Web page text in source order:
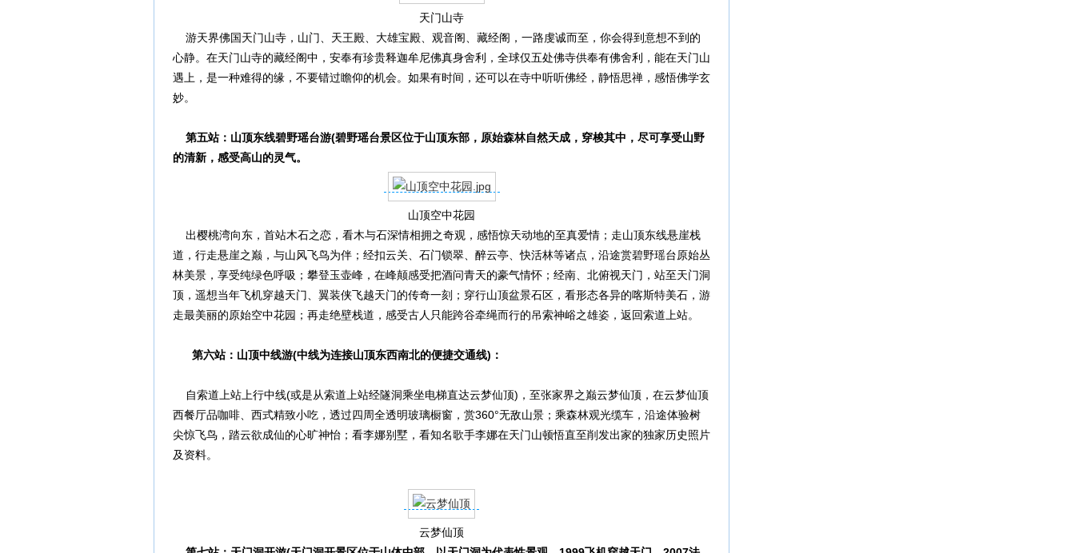
天门山寺
游天界佛国天门山寺，山门、天王殿、大雄宝殿、观音阁、藏经阁，一路虔诚而至，你会得到意想不到的
心静。在天门山寺的藏经阁中，安奉有珍贵释迦牟尼佛真身舍利，全球仅五处佛寺供奉有佛舍利，能在天门山
遇上，是一种难得的缘，不要错过瞻仰的机会。如果有时间，还可以在寺中听听佛经，静悟思禅，感悟佛学玄
妙。
第五站：山顶东线碧野瑶台游(碧野瑶台景区位于山顶东部，原始森林自然天成，穿梭其中，尽可享受山野
的清新，感受高山的灵气。
山顶空中花园
出樱桃湾向东，首站木石之恋，看木与石深情相拥之奇观，感悟惊天动地的至真爱情；走山顶东线悬崖栈
道，行走悬崖之巅，与山风飞鸟为伴；经扣云关、石门锁翠、醉云亭、快活林等诸点，沿途赏碧野瑶台原始丛
林美景，享受纯绿色呼吸；攀登玉壶峰，在峰颠感受把酒问青天的豪气情怀；经南、北俯视天门，站至天门洞
顶，遥想当年飞机穿越天门、翼装侠飞越天门的传奇一刻；穿行山顶盆景石区，看形态各异的喀斯特美石，游
走最美丽的原始空中花园；再走绝壁栈道，感受古人只能跨谷牵绳而行的吊索神峪之雄姿，返回索道上站。
第六站：山顶中线游(中线为连接山顶东西南北的便捷交通线)：
自索道上站上行中线(或是从索道上站经隧洞乘坐电梯直达云梦仙顶)，至张家界之巅云梦仙顶，在云梦仙顶
西餐厅品咖啡、西式精致小吃，透过四周全透明玻璃橱窗，赏360°无敌山景；乘森林观光缆车，沿途体验树
尖惊飞鸟，踏云欲成仙的心旷神怡；看李娜别墅，看知名歌手李娜在天门山顿悟直至削发出家的独家历史照片
及资料。
云梦仙顶